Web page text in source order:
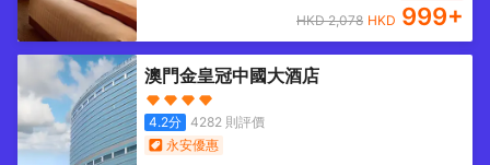
HKD2,078 HKD 999+
澳門金皇冠中國大酒店
4.2分 4282 則評價
永安優惠